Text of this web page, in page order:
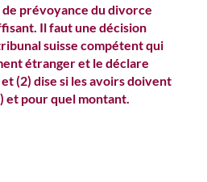
prévoyance du divorce
Il faut une décision
suisse compétent qui
étranger et le déclare
(2) dise si les avoirs doivent
et pour quel montant.